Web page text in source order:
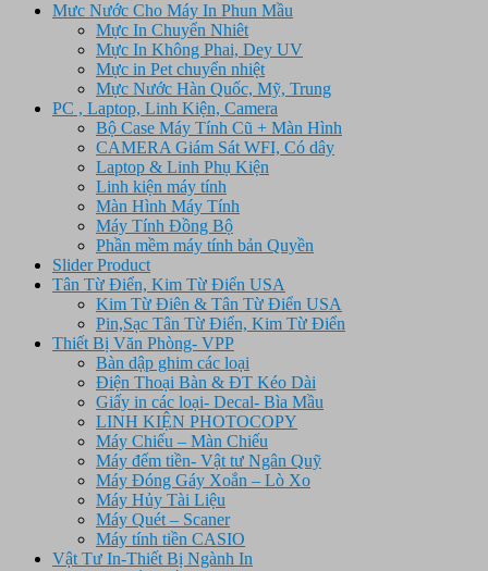
Mưc Nước Cho Máy In Phun Mầu
Mực In Chuyển Nhiêt
Mực In Không Phai, Dey UV
Mực in Pet chuyển nhiệt
Mực Nước Hàn Quốc, Mỹ, Trung
PC , Laptop, Linh Kiện, Camera
Bộ Case Máy Tính Cũ + Màn Hình
CAMERA Giám Sát WFI, Có dây
Laptop & Linh Phụ Kiện
Linh kiện máy tính
Màn Hình Máy Tính
Máy Tính Đồng Bộ
Phần mềm máy tính bản Quyền
Slider Product
Tân Từ Điển, Kim Từ Điển USA
Kim Từ Điên & Tân Từ Điển USA
Pin,Sạc Tân Từ Điển, Kim Từ Điển
Thiết Bị Văn Phòng- VPP
Bàn dập ghim các loại
Điện Thoại Bàn & ĐT Kéo Dài
Giấy in các loại- Decal- Bìa Mầu
LINH KIỆN PHOTOCOPY
Máy Chiếu – Màn Chiếu
Máy đếm tiền- Vật tư Ngân Quỹ
Máy Đóng Gáy Xoắn – Lò Xo
Máy Hủy Tài Liệu
Máy Quét – Scaner
Máy tính tiền CASIO
Vật Tư In-Thiết Bị Ngành In